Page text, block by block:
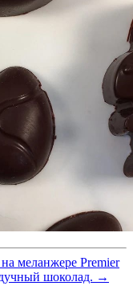
меланжере Premier
шоколад. →